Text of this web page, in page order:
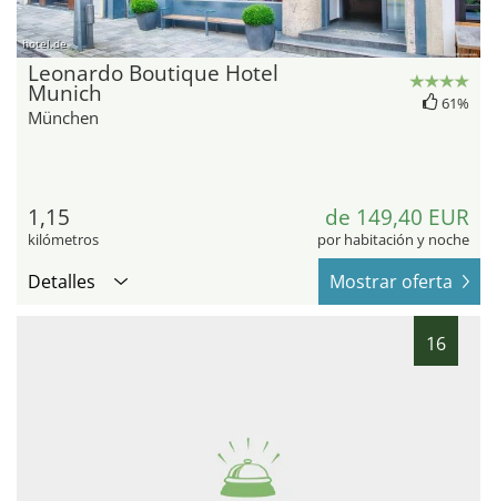
hotel.de
Leonardo Boutique Hotel
Munich
München
61%
1,15
kilómetros
de 149,40 EUR
por habitación y noche
Detalles Mostrar oferta
16